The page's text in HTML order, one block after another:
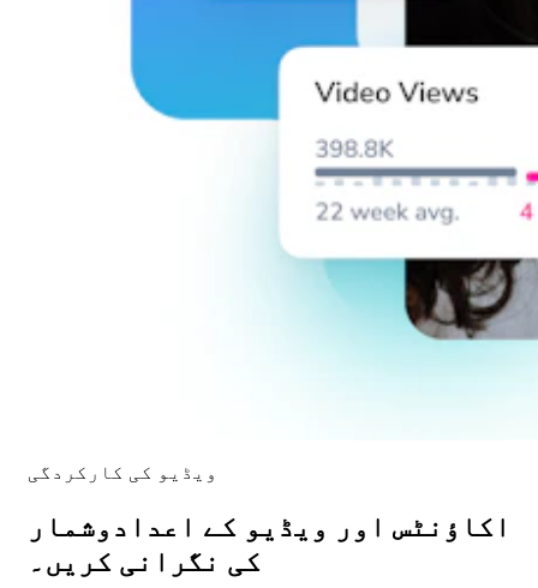
ویڈیو کی کارکردگی
اکاؤنٹس اور ویڈیو کے اعدادوشمار
کی نگرانی کریں۔